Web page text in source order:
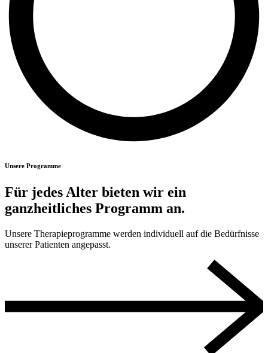
Unsere Programme
Für jedes Alter bieten wir ein
ganzheitliches Programm an.
Unsere Therapieprogramme werden individuell auf die Bedürfnisse
unserer Patienten angepasst.